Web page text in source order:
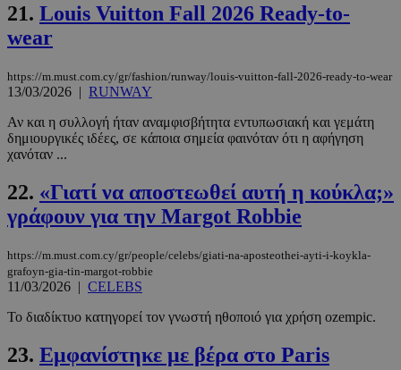
21. Louis Vuitton Fall 2026 Ready-to-
wear
https://m.must.com.cy/gr/fashion/runway/louis-vuitton-fall-2026-ready-to-wear
13/03/2026 | RUNWAY
Αν και η συλλογή ήταν αναμφισβήτητα εντυπωσιακή και γεμάτη
δημιουργικές ιδέες, σε κάποια σημεία φαινόταν ότι η αφήγηση
χανόταν ...
22. «Γιατί να αποστεωθεί αυτή η κούκλα;»
γράφουν για την Margot Robbie
https://m.must.com.cy/gr/people/celebs/giati-na-aposteothei-ayti-i-koykla-
grafoyn-gia-tin-margot-robbie
11/03/2026 | CELEBS
Το διαδίκτυο κατηγορεί τον γνωστή ηθοποιό για χρήση ozempic.
23. Εμφανίστηκε με βέρα στο Paris
__cf_bm
Cloudflare Inc.
.twitter.com
__cf_bm
Cloudflare Inc.
.pexels.com
Google
Privacy Policy